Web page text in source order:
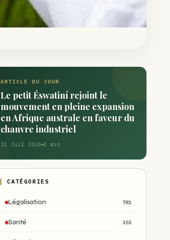
ARTICLE DU JOUR
Le petit Éswatiní rejoint le
mouvement en pleine expansion
en Afrique australe en faveur du
chanvre industriel
31 Juil 2026 4 min
CATÉGORIES
Légalisation 781
Santé 355